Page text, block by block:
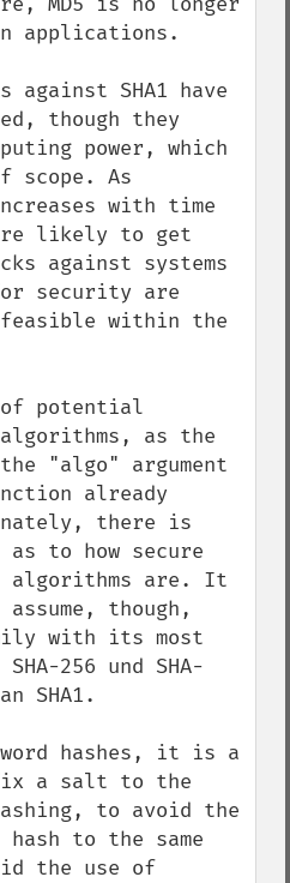
applications.
SHA1 have
though they
power, which
scope. As
with time
likely to get
against systems
security are
within the
potential
as the
"algo" argument
already
there is
to how secure
algorithms are. It
though,
with its most
256 und SHA-
SHA1.
hashes, it is a
a salt to the
to avoid the
hash to the same
the use of